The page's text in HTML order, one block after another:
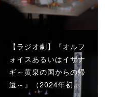
【ラジオ劇】『オルフ
ォイスあるいはイザナ
ギ～黄泉の国からの帰
還～』（2024年初…